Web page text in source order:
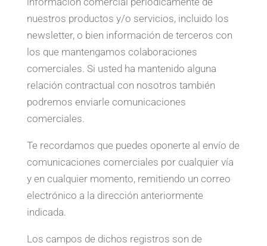
nuestros productos y/o servicios, incluido los
newsletter, o bien información de terceros con
los que mantengamos colaboraciones
comerciales. Si usted ha mantenido alguna
relación contractual con nosotros también
podremos enviarle comunicaciones
comerciales.
Te recordamos que puedes oponerte al envío de
comunicaciones comerciales por cualquier vía
y en cualquier momento, remitiendo un correo
electrónico a la dirección anteriormente
indicada.
Los campos de dichos registros son de